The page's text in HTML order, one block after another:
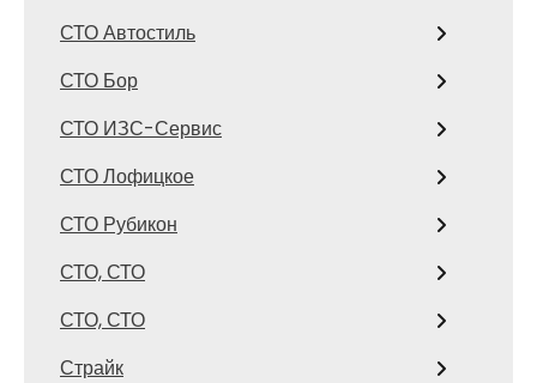
СТО Автостиль
СТО Бор
СТО ИЗС-Сервис
СТО Лофицкое
СТО Рубикон
СТО, СТО
СТО, СТО
Страйк